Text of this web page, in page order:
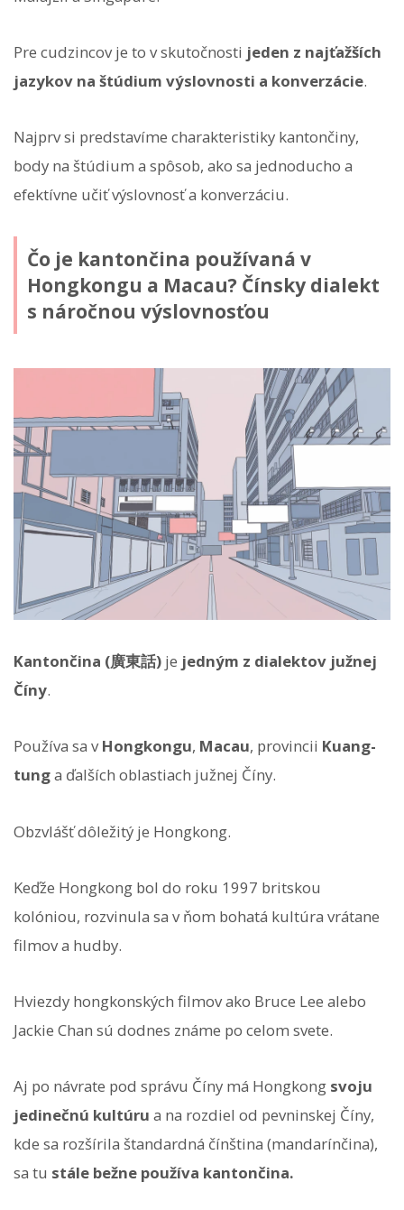
Pre cudzincov je to v skutočnosti jeden z najťažších
jazykov na štúdium výslovnosti a konverzácie.
Najprv si predstavíme charakteristiky kantončiny,
body na štúdium a spôsob, ako sa jednoducho a
efektívne učiť výslovnosť a konverzáciu.
Čo je kantončina používaná v
Hongkongu a Macau? Čínsky dialekt
s náročnou výslovnosťou
Kantončina (廣東話) je jedným z dialektov južnej
Číny.
Používa sa vHongkongu, Macau, provincii Kuang-
tunga ďalších oblastiach južnej Číny.
Obzvlášť dôležitý je Hongkong.
Keďže Hongkong bol do roku 1997 britskou
kolóniou, rozvinula sa v ňom bohatá kultúra vrátane
filmov a hudby.
Hviezdy hongkonských filmov ako Bruce Lee alebo
Jackie Chan sú dodnes známe po celom svete.
Aj po návrate pod správu Číny má Hongkong svoju
jedinečnú kultúru a na rozdiel od pevninskej Číny,
kde sa rozšírila štandardná čínština (mandarínčina),
sa tu stále bežne používa kantončina.